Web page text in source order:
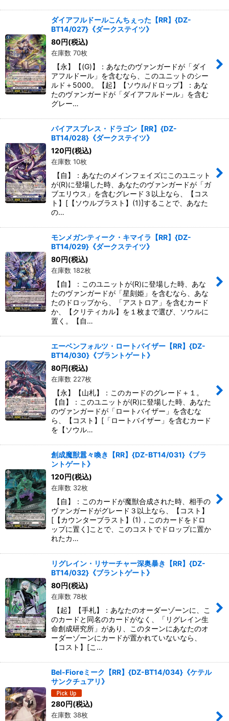
ダイアフルドールこんちぇった【RR】{DZ-
BT14/027}《ダークステイツ》
80円(税込)
在庫数 70枚
【永】【(G)】：あなたのヴァンガードが「ダイ
アフルドール」を含むなら、このユニットのシー
ルド＋5000。【起】【ソウル/ドロップ】：あな
たのヴァンガードが「ダイアフルドール」を含む
グレー…
パイアスブレス・ドラゴン【RR】{DZ-
BT14/028}《ダークステイツ》
120円(税込)
在庫数 10枚
【自】：あなたのメインフェイズにこのユニット
が(R)に登場した時、あなたのヴァンガードが「ガ
ブエリウス」を含むグレード３以上なら、【コス
ト】[【ソウルブラスト】(1)]することで、あなた
の…
モンメガンティーク・キマイラ【RR】{DZ-
BT14/029}《ダークステイツ》
80円(税込)
在庫数 182枚
【自】：このユニットが(R)に登場した時、あな
たのヴァンガードが「星刻姫」を含むなら、あな
たのドロップから、「アストロア」を含むカード
か、【クリティカル】を１枚まで選び、ソウルに
置く。【自…
エーベンフォルツ・ロートバイザー【RR】{DZ-
BT14/030}《ブラントゲート》
80円(税込)
在庫数 227枚
【永】【山札】：このカードのグレード＋１。
【自】：このユニットが(R)に登場した時、あなた
のヴァンガードが「ロートバイザー」を含むな
ら、【コスト】[「ロートバイザー」を含むカード
を【ソウル…
創成魔獣囂々喚き【RR】{DZ-BT14/031}《ブラ
ントゲート》
120円(税込)
在庫数 32枚
【自】：このカードが魔獣合成された時、相手の
ヴァンガードがグレード３以上なら、【コスト】
[【カウンターブラスト】(1)，このカードをドロ
ップに置く]ことで、このコストでドロップに置か
れたカ…
リグレイン・リサーチャー深奥暴き【RR】{DZ-
BT14/032}《ブラントゲート》
80円(税込)
在庫数 78枚
【起】【手札】：あなたのオーダーゾーンに、こ
のカードと同名のカードがなく、「リグレイン生
命創成研究所」があり、このターンにあなたのオ
ーダーゾーンにカードが置かれていないなら、
【コスト】[こ…
Bel-Fioreミーク【RR】{DZ-BT14/034}《ケテル
サンクチュアリ》
280円(税込)
在庫数 38枚